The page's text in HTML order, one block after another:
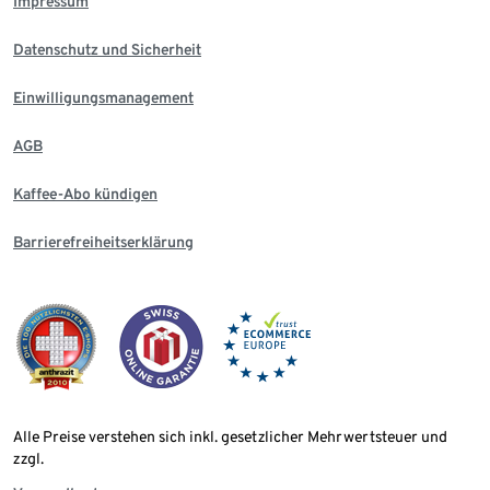
Datenschutz und Sicherheit
Einwilligungsmanagement
AGB
Kaffee-Abo kündigen
Barrierefreiheitserklärung
Alle Preise verstehen sich inkl. gesetzlicher Mehrwertsteuer und
zzgl.